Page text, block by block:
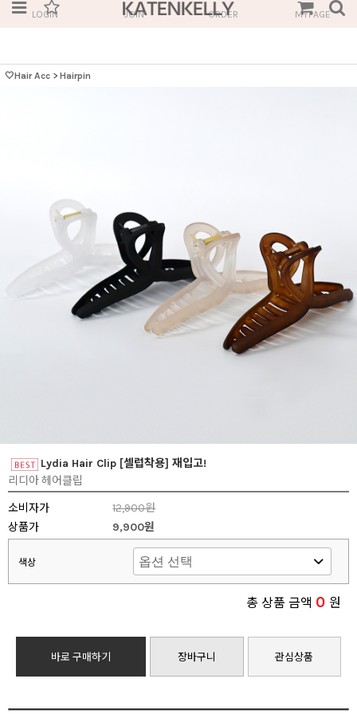
LOGIN JOIN ORDER MYPAGE
🤍Hair Acc > Hairpin
Lydia Hair Clip [셀럽착용] 재입고!
리디아 헤어클립
소비자가
12,900원
상품가
9,900원
색상
총 상품 금액 0 원
바로 구매하기 장바구니 관심상품